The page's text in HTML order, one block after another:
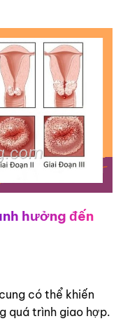
hưởng đến
có thể khiến
quá trình giao hợp.